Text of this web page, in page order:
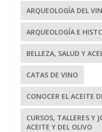
ARQUEOLOGÍA DEL
ARQUEOLOGÍA E
BELLEZA, SALUD Y
CATAS DE VINO
CONOCER EL ACEITE
CURSOS, TALLERES Y
ACEITE Y DEL OLIVO